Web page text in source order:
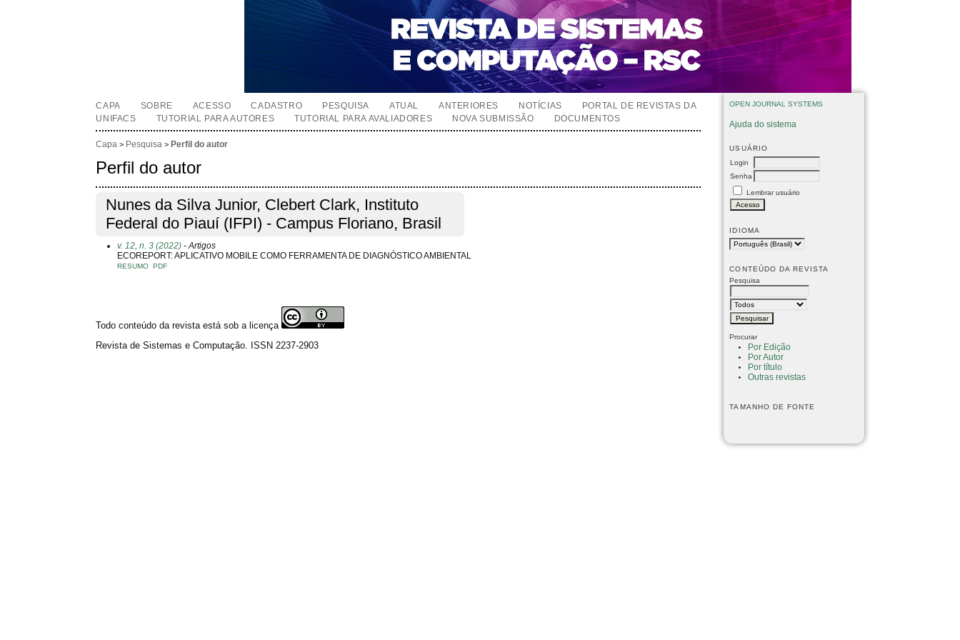
OPEN JOURNAL SYSTEMS
Ajuda do sistema
USUÁRIO
Login
Senha
Lembrar usuário
IDIOMA
CONTEÚDO DA REVISTA
Pesquisa
Procurar
Por Edição
Por Autor
Por título
Outras revistas
TAMANHO DE FONTE
CAPA SOBRE ACESSO CADASTRO PESQUISA ATUAL ANTERIORES NOTÍCIAS
PORTAL DE REVISTAS DA
UNIFACS
TUTORIAL PARA AUTORES TUTORIAL PARA AVALIADORES NOVA SUBMISSÃO DOCUMENTOS
Capa > Pesquisa > Perfil do autor
Perfil do autor
Nunes da Silva Junior, Clebert Clark, Instituto
Federal do Piauí (IFPI) - Campus Floriano, Brasil
v. 12, n. 3 (2022) - Artigos
ECOREPORT: APLICATIVO MOBILE COMO FERRAMENTA DE DIAGNÓSTICO AMBIENTAL
RESUMO PDF
Todo conteúdo da revista está sob a licença
Revista de Sistemas e Computação. ISSN 2237-2903